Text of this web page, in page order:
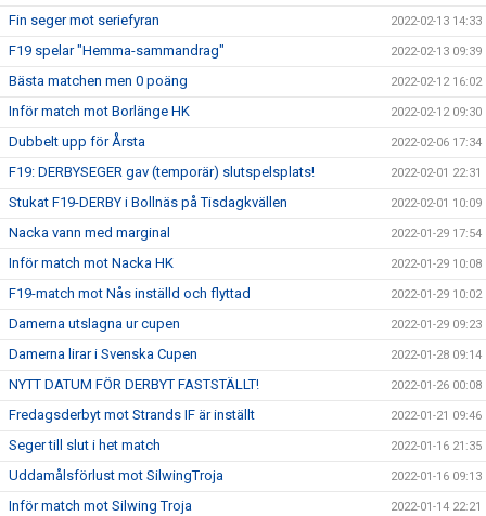
Fin seger mot seriefyran 2022-02-13 14:33
F19 spelar "Hemma-sammandrag" 2022-02-13 09:39
Bästa matchen men 0 poäng 2022-02-12 16:02
Inför match mot Borlänge HK 2022-02-12 09:30
Dubbelt upp för Årsta 2022-02-06 17:34
F19: DERBYSEGER gav (temporär) slutspelsplats! 2022-02-01 22:31
Stukat F19-DERBY i Bollnäs på Tisdagkvällen 2022-02-01 10:09
Nacka vann med marginal 2022-01-29 17:54
Inför match mot Nacka HK 2022-01-29 10:08
F19-match mot Nås inställd och flyttad 2022-01-29 10:02
Damerna utslagna ur cupen 2022-01-29 09:23
Damerna lirar i Svenska Cupen 2022-01-28 09:14
NYTT DATUM FÖR DERBYT FASTSTÄLLT! 2022-01-26 00:08
Fredagsderbyt mot Strands IF är inställt 2022-01-21 09:46
Seger till slut i het match 2022-01-16 21:35
Uddamålsförlust mot SilwingTroja 2022-01-16 09:13
Inför match mot Silwing Troja 2022-01-14 22:21